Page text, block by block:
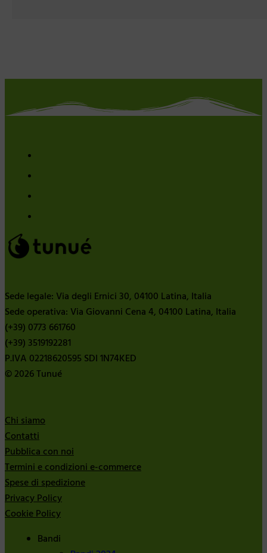
Sede legale: Via degli Ernici 30, 04100 Latina, Italia
Sede operativa: Via Giovanni Cena 4, 04100 Latina, Italia
(+39) 0773 661760
(+39) 3519192281
P.IVA 02218620595 SDI 1N74KED
© 2026 Tunué
Chi siamo
Contatti
Pubblica con noi
Termini e condizioni e-commerce
Spese di spedizione
Privacy Policy
Cookie Policy
Bandi